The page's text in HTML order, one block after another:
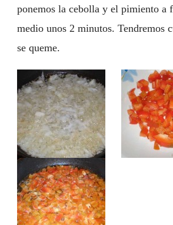
ponemos la cebolla y el pimiento a
medio unos 2 minutos. Tendremos
se queme.